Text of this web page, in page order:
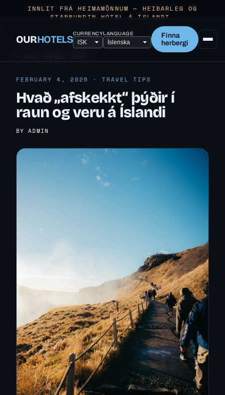
INNLIT FRÁ HEIMAMÖNNUM — HEIÐARLEG OG
STAÐBUNDIN HÓTEL Á ÍSLANDI.
OURHOTELSCURRENCYLANGUAGE
Finna
herbergi
FEBRUARY 4, 2026 · TRAVEL TIPS
Hvað „afskekkt“ þýðir í
raun og veru á Íslandi
BY ADMIN